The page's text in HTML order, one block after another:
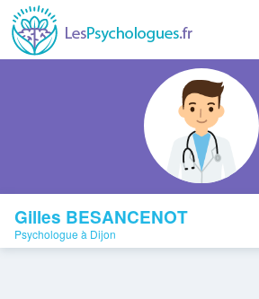
Gilles BESANCENOT
Psychologue à Dijon